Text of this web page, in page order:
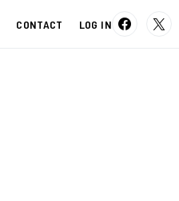
CONTACT LOG IN